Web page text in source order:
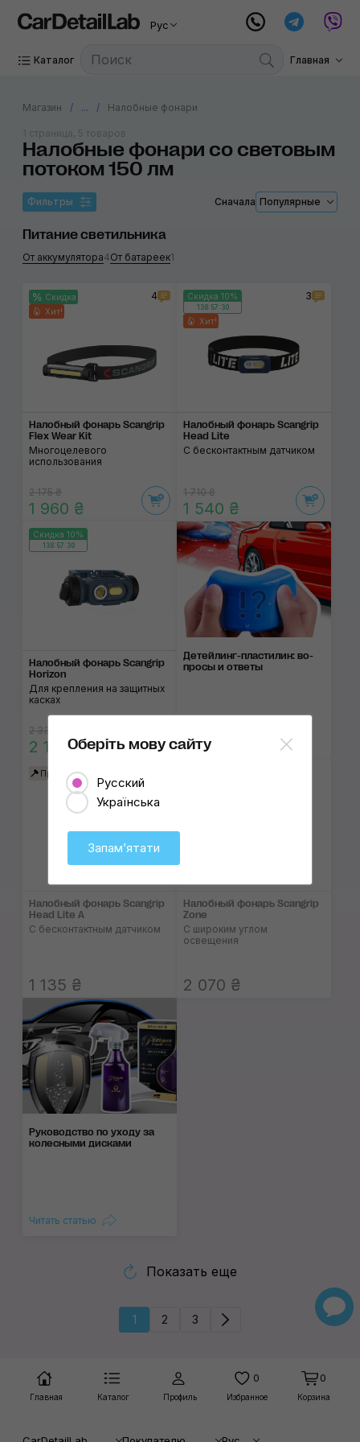
Рус
Каталог Главная
Магазин ... Налобные фонари
Налобные фонари со световым
потоком 150 лм
1 страница, 5 товаров
Фильтры Сначала Популярные
Питание светильника
От аккумулятора4От батареек1
Скидка
Хит!
4
Налобный фонарь Scangrip
Flex Wear Kit
Многоцелевого
использования
2 175 ₴
1 960 ₴
Скидка 10%
138:57:30
Хит!
3
Налобный фонарь Scangrip
Head Lite
С бесконтактным датчиком
1 710 ₴
1 540 ₴
Скидка 10%
138:57:30
Налобный фонарь Scangrip
Horizon
Для крепления на защитных
касках
2 330 ₴
2 100 ₴
Детейлинг-пласти­лин: во­
про­сы и от­веты
Читать статью
Продано
Налобный фонарь Scangrip
Head Lite A
С бесконтактным датчиком
1 135 ₴
Налобный фонарь Scangrip
Zone
С широким углом
освещения
2 070 ₴
Руководство по уходу за
колесными дисками
Читать статью
Показать еще
1 2 3
Главная Каталог Профиль
0
Избранное
0
Корзина
Оберіть мову сайту
Русский
Українська
Запамʼятати